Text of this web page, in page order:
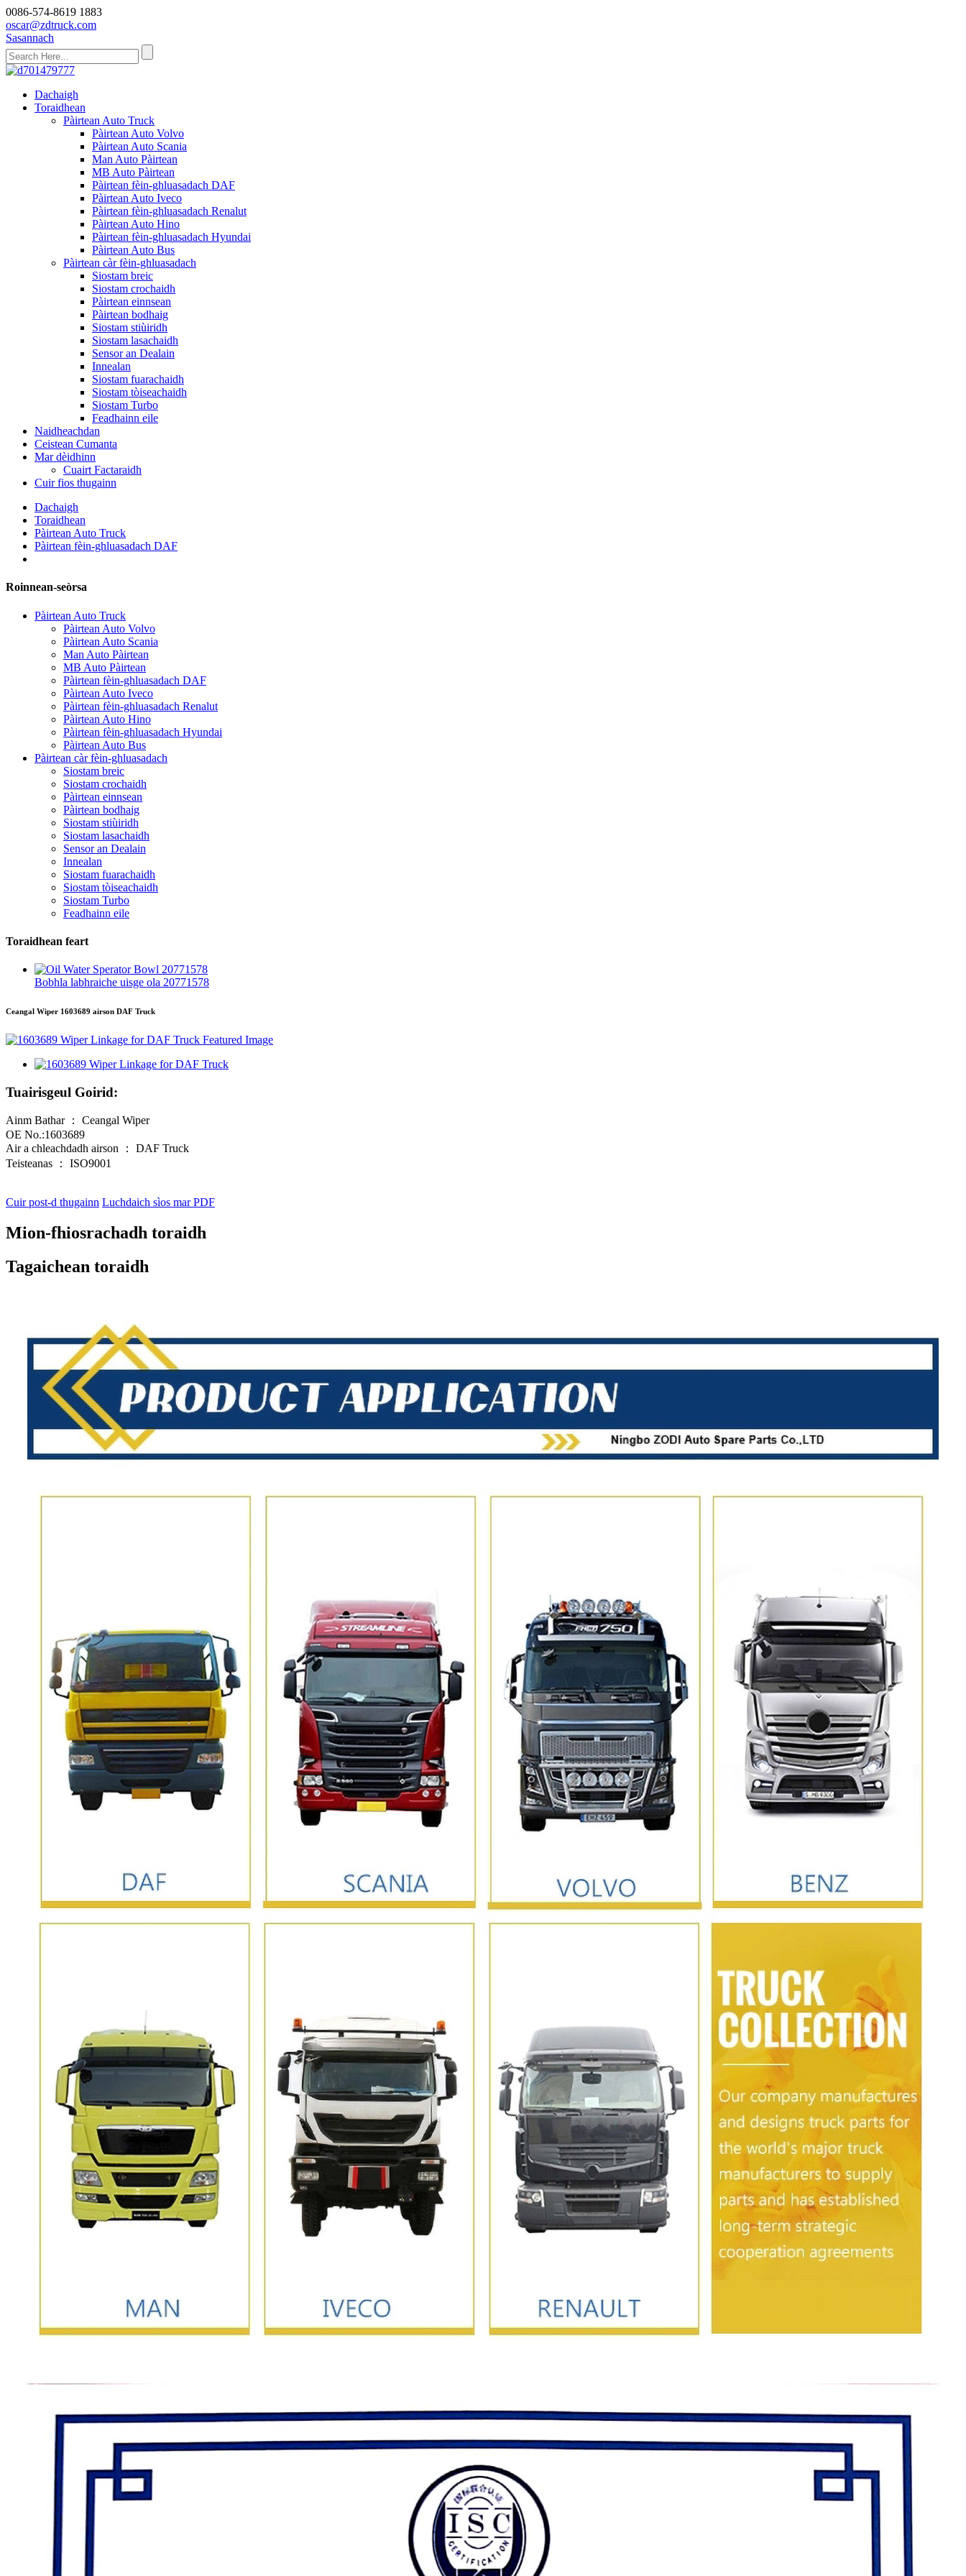
0086-574-8619 1883
oscar@zdtruck.com
Sasannach
Dachaigh
Toraidhean
Pàirtean Auto Truck
Pàirtean Auto Volvo
Pàirtean Auto Scania
Man Auto Pàirtean
MB Auto Pàirtean
Pàirtean fèin-ghluasadach DAF
Pàirtean Auto Iveco
Pàirtean fèin-ghluasadach Renalut
Pàirtean Auto Hino
Pàirtean fèin-ghluasadach Hyundai
Pàirtean Auto Bus
Pàirtean càr fèin-ghluasadach
Siostam breic
Siostam crochaidh
Pàirtean einnsean
Pàirtean bodhaig
Siostam stiùiridh
Siostam lasachaidh
Sensor an Dealain
Innealan
Siostam fuarachaidh
Siostam tòiseachaidh
Siostam Turbo
Feadhainn eile
Naidheachdan
Ceistean Cumanta
Mar dèidhinn
Cuairt Factaraidh
Cuir fios thugainn
Dachaigh
Toraidhean
Pàirtean Auto Truck
Pàirtean fèin-ghluasadach DAF
Roinnean-seòrsa
Pàirtean Auto Truck
Pàirtean Auto Volvo
Pàirtean Auto Scania
Man Auto Pàirtean
MB Auto Pàirtean
Pàirtean fèin-ghluasadach DAF
Pàirtean Auto Iveco
Pàirtean fèin-ghluasadach Renalut
Pàirtean Auto Hino
Pàirtean fèin-ghluasadach Hyundai
Pàirtean Auto Bus
Pàirtean càr fèin-ghluasadach
Siostam breic
Siostam crochaidh
Pàirtean einnsean
Pàirtean bodhaig
Siostam stiùiridh
Siostam lasachaidh
Sensor an Dealain
Innealan
Siostam fuarachaidh
Siostam tòiseachaidh
Siostam Turbo
Feadhainn eile
Toraidhean feart
Bobhla labhraiche uisge ola 20771578
Ceangal Wiper 1603689 airson DAF Truck
Tuairisgeul Goirid:
Ainm Bathar ： Ceangal Wiper
OE No.:1603689
Air a chleachdadh airson ： DAF Truck
Teisteanas ： ISO9001
Cuir post-d thugainn Luchdaich sìos mar PDF
Mion-fhiosrachadh toraidh
Tagaichean toraidh